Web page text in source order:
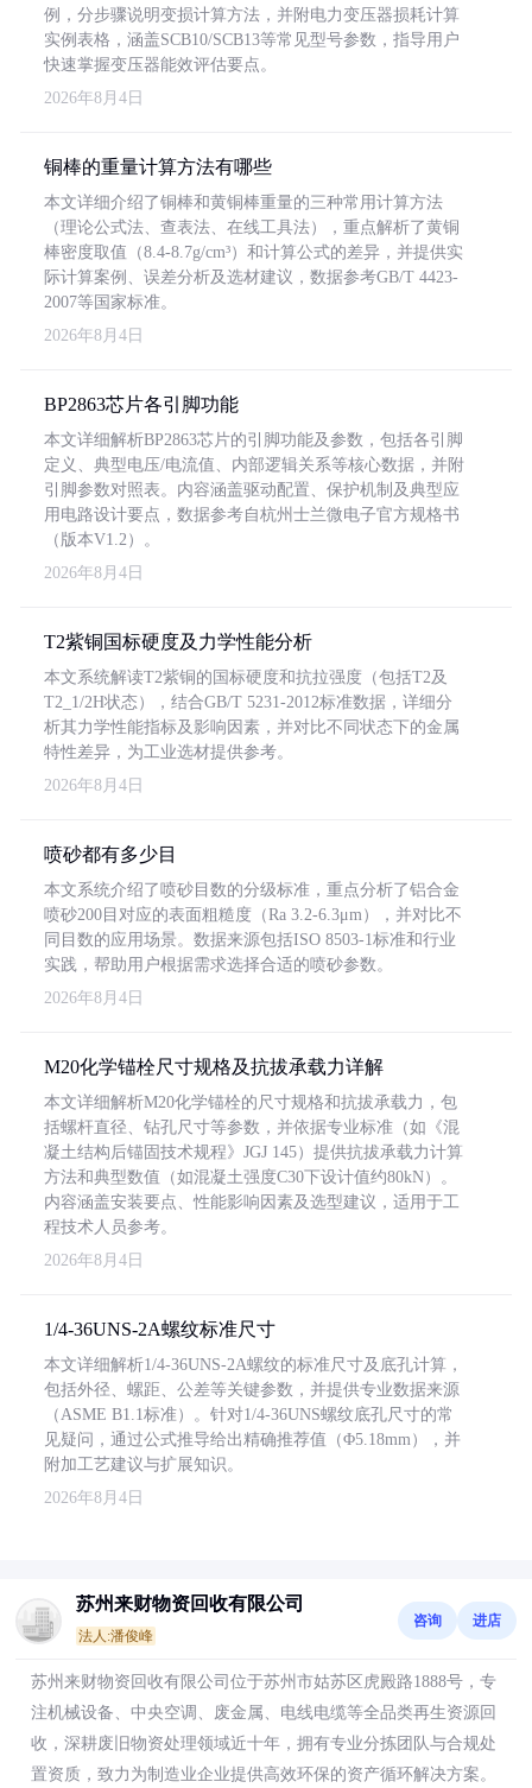
例，分步骤说明变损计算方法，并附电力变压器损耗计算
实例表格，涵盖SCB10/SCB13等常见型号参数，指导用户
快速掌握变压器能效评估要点。
2026年8月4日
铜棒的重量计算方法有哪些
本文详细介绍了铜棒和黄铜棒重量的三种常用计算方法
（理论公式法、查表法、在线工具法），重点解析了黄铜
棒密度取值（8.4-8.7g/cm³）和计算公式的差异，并提供实
际计算案例、误差分析及选材建议，数据参考GB/T 4423-
2007等国家标准。
2026年8月4日
BP2863芯片各引脚功能
本文详细解析BP2863芯片的引脚功能及参数，包括各引脚
定义、典型电压/电流值、内部逻辑关系等核心数据，并附
引脚参数对照表。内容涵盖驱动配置、保护机制及典型应
用电路设计要点，数据参考自杭州士兰微电子官方规格书
（版本V1.2）。
2026年8月4日
T2紫铜国标硬度及力学性能分析
本文系统解读T2紫铜的国标硬度和抗拉强度（包括T2及
T2_1/2H状态），结合GB/T 5231-2012标准数据，详细分
析其力学性能指标及影响因素，并对比不同状态下的金属
特性差异，为工业选材提供参考。
2026年8月4日
喷砂都有多少目
本文系统介绍了喷砂目数的分级标准，重点分析了铝合金
喷砂200目对应的表面粗糙度（Ra 3.2-6.3μm），并对比不
同目数的应用场景。数据来源包括ISO 8503-1标准和行业
实践，帮助用户根据需求选择合适的喷砂参数。
2026年8月4日
M20化学锚栓尺寸规格及抗拔承载力详解
本文详细解析M20化学锚栓的尺寸规格和抗拔承载力，包
括螺杆直径、钻孔尺寸等参数，并依据专业标准（如《混
凝土结构后锚固技术规程》JGJ 145）提供抗拔承载力计算
方法和典型数值（如混凝土强度C30下设计值约80kN）。
内容涵盖安装要点、性能影响因素及选型建议，适用于工
程技术人员参考。
2026年8月4日
1/4-36UNS-2A螺纹标准尺寸
本文详细解析1/4-36UNS-2A螺纹的标准尺寸及底孔计算，
包括外径、螺距、公差等关键参数，并提供专业数据来源
（ASME B1.1标准）。针对1/4-36UNS螺纹底孔尺寸的常
见疑问，通过公式推导给出精确推荐值（Φ5.18mm），并
附加工艺建议与扩展知识。
2026年8月4日
苏州来财物资回收有限公司
法人:潘俊峰
咨询 进店
苏州来财物资回收有限公司位于苏州市姑苏区虎殿路1888号，专
注机械设备、中央空调、废金属、电线电缆等全品类再生资源回
收，深耕废旧物资处理领域近十年，拥有专业分拣团队与合规处
置资质，致力为制造业企业提供高效环保的资产循环解决方案。